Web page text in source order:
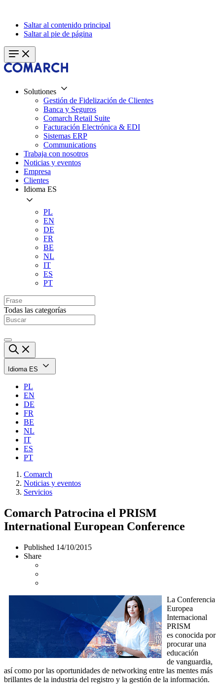
Saltar al contenido principal
Saltar al pie de página
Solutiones
Gestión de Fidelización de Clientes
Banca y Seguros
Comarch Retail Suite
Facturación Electrónica & EDI
Sistemas ERP
Communications
Trabaja con nosotros
Noticias y eventos
Empresa
Clientes
Idioma ES
PL
EN
DE
FR
BE
NL
IT
ES
PT
Todas las categorías
Idioma ES
PL
EN
DE
FR
BE
NL
IT
ES
PT
Comarch
Noticias y eventos
Servicios
Comarch Patrocina el PRISM
International European Conference
Published 14/10/2015
Share
La Conferencia
Europea
Internacional
PRISM
es conocida por
procurar una
educación
de vanguardia,
así como por las oportunidades de networking entre las mentes más
brillantes de la industria del registro y la gestión de la información.